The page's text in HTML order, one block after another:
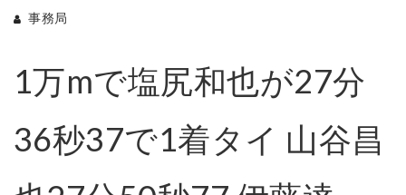
事務局
1万mで塩尻和也が27分
36秒37で1着タイ 山谷昌